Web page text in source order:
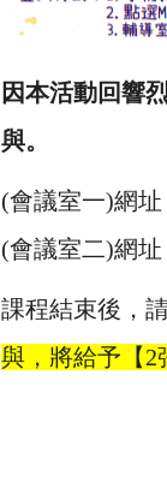
因本活動回響
與。
(會議室一)網址
(會議室二)網址
課程結束後，
與，將給予【2